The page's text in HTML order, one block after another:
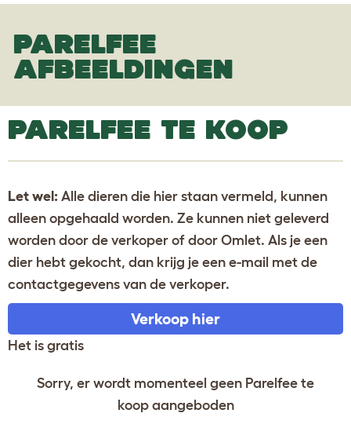
PARELFEE
AFBEELDINGEN
PARELFEE TE KOOP
Let wel: Alle dieren die hier staan vermeld, kunnen
alleen opgehaald worden. Ze kunnen niet geleverd
worden door de verkoper of door Omlet. Als je een
dier hebt gekocht, dan krijg je een e-mail met de
contactgegevens van de verkoper.
Verkoop hier
Het is gratis
Sorry, er wordt momenteel geen Parelfee te
koop aangeboden